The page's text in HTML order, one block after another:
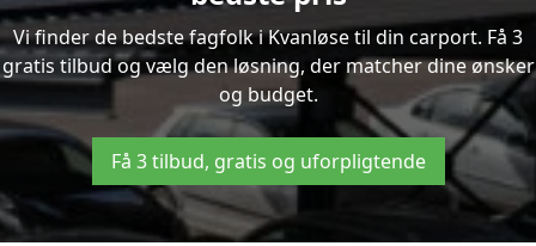
Vi finder de bedste fagfolk i Kvanløse til din carport. Få 3
gratis tilbud og vælg den løsning, der matcher dine ønsker
og budget.
Få 3 tilbud, gratis og uforpligtende